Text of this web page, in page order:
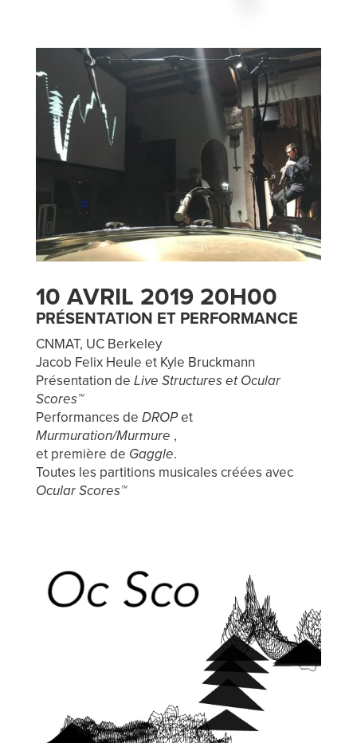
10 AVRIL 2019 20H00
PRÉSENTATION ET PERFORMANCE
CNMAT, UC Berkeley
Jacob Felix Heule et Kyle Bruckmann
Présentation de Live Structures et Ocular
Scores™
Performances de DROPet
Murmuration/Murmure ,
et première de Gaggle.
Toutes les partitions musicales créées avec
Ocular Scores™